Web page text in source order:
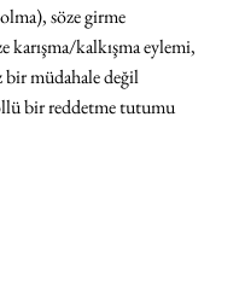
olma), söze girme
karışma/kalkışma eylemi,
müdahale değil
bir reddetme tutumu